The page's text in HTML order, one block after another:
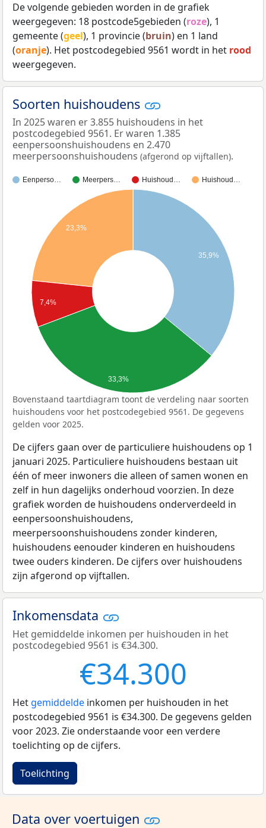
De volgende gebieden worden in de grafiek
weergegeven: 18 postcode5gebieden (roze), 1
gemeente (geel), 1 provincie (bruin) en 1 land
(oranje). Het postcodegebied 9561 wordt in het rood
weergegeven.
Soorten huishoudens
In 2025 waren er 3.855 huishoudens in het
postcodegebied 9561. Er waren 1.385
eenpersoonshuishoudens en 2.470
meerpersoonshuishoudens (afgerond op vijftallen).
Eenperso… Meerpers… Huishoud… Huishoud…
35,9%
23,3%
7,4%
33,3%
Bovenstaand taartdiagram toont de verdeling naar soorten
huishoudens voor het postcodegebied 9561. De gegevens
gelden voor 2025.
De cijfers gaan over de particuliere huishoudens op 1
januari 2025. Particuliere huishoudens bestaan uit
één of meer inwoners die alleen of samen wonen en
zelf in hun dagelijks onderhoud voorzien. In deze
grafiek worden de huishoudens onderverdeeld in
eenpersoonshuishoudens,
meerpersoonshuishoudens zonder kinderen,
huishoudens eenouder kinderen en huishoudens
twee ouders kinderen. De cijfers over huishoudens
zijn afgerond op vijftallen.
Inkomensdata
Het gemiddelde inkomen per huishouden in het
postcodegebied 9561 is €34.300.
€34.300
Het gemiddelde inkomen per huishouden in het
postcodegebied 9561 is €34.300. De gegevens gelden
voor 2023. Zie onderstaande voor een verdere
toelichting op de cijfers.
Toelichting
Data over voertuigen